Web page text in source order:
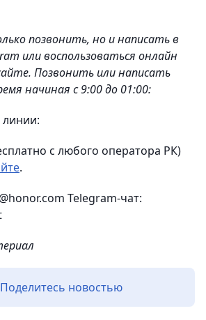
позвонить, но и написать в
или воспользоваться онлайн
Позвонить или написать
начиная с 9:00 до 01:00:
с любого оператора РК)
.
Telegram-чат:
Поделитесь новостью